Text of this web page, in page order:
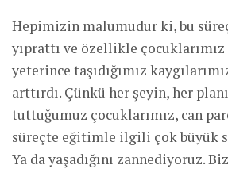
Hepimizin malumudur ki, bu
yıprattı ve özellikle
yeterince taşıdığımız
arttırdı. Çünkü her şeyin, her
tuttuğumuz çocuklarımız, can
süreçte eğitimle ilgili çok büyük
Ya da yaşadığını zannediyoruz.